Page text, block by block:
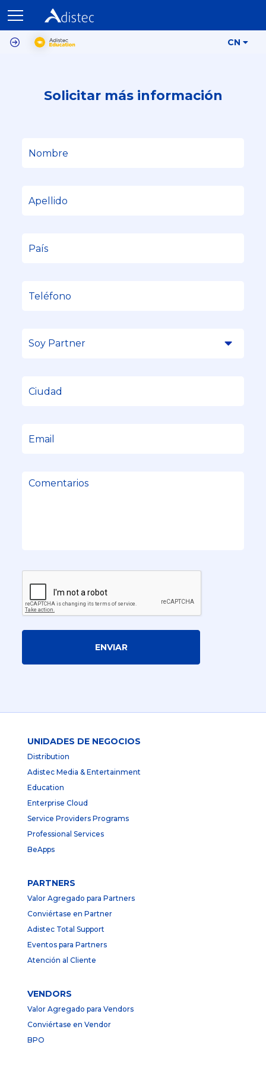
CN
Solicitar más información
ENVIAR
UNIDADES DE NEGOCIOS
Distribution
Adistec Media & Entertainment
Education
Enterprise Cloud
Service Providers Programs
Professional Services
BeApps
PARTNERS
Valor Agregado para Partners
Conviértase en Partner
Adistec Total Support
Eventos para Partners
Atención al Cliente
VENDORS
Valor Agregado para Vendors
Conviértase en Vendor
BPO